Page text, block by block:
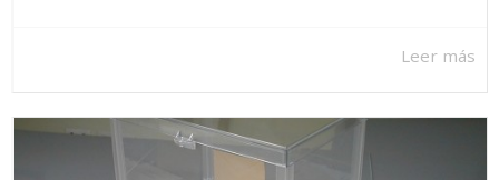
Leer más